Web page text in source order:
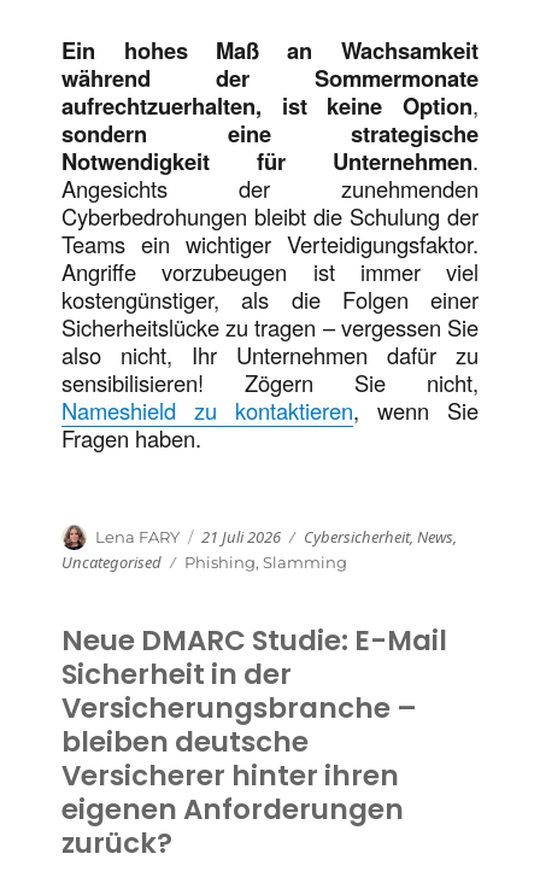
Ein hohes Maß an Wachsamkeit
während der Sommermonate
aufrechtzuerhalten, ist keine Option,
sondern eine strategische
Notwendigkeit für Unternehmen.
Angesichts der zunehmenden
Cyberbedrohungen bleibt die Schulung der
Teams ein wichtiger Verteidigungsfaktor.
Angriffe vorzubeugen ist immer viel
kostengünstiger, als die Folgen einer
Sicherheitslücke zu tragen – vergessen Sie
also nicht, Ihr Unternehmen dafür zu
sensibilisieren! Zögern Sie nicht,
Nameshield zu kontaktieren, wenn Sie
Fragen haben.
Autor
Lena FARY Veröffentlicht
am
21 Juli 2026 Kategorien
Cybersicherheit,News,
Uncategorised
Schlagwörter
Phishing,Slamming
Neue DMARC Studie: E-Mail
Sicherheit in der
Versicherungsbranche –
bleiben deutsche
Versicherer hinter ihren
eigenen Anforderungen
zurück?